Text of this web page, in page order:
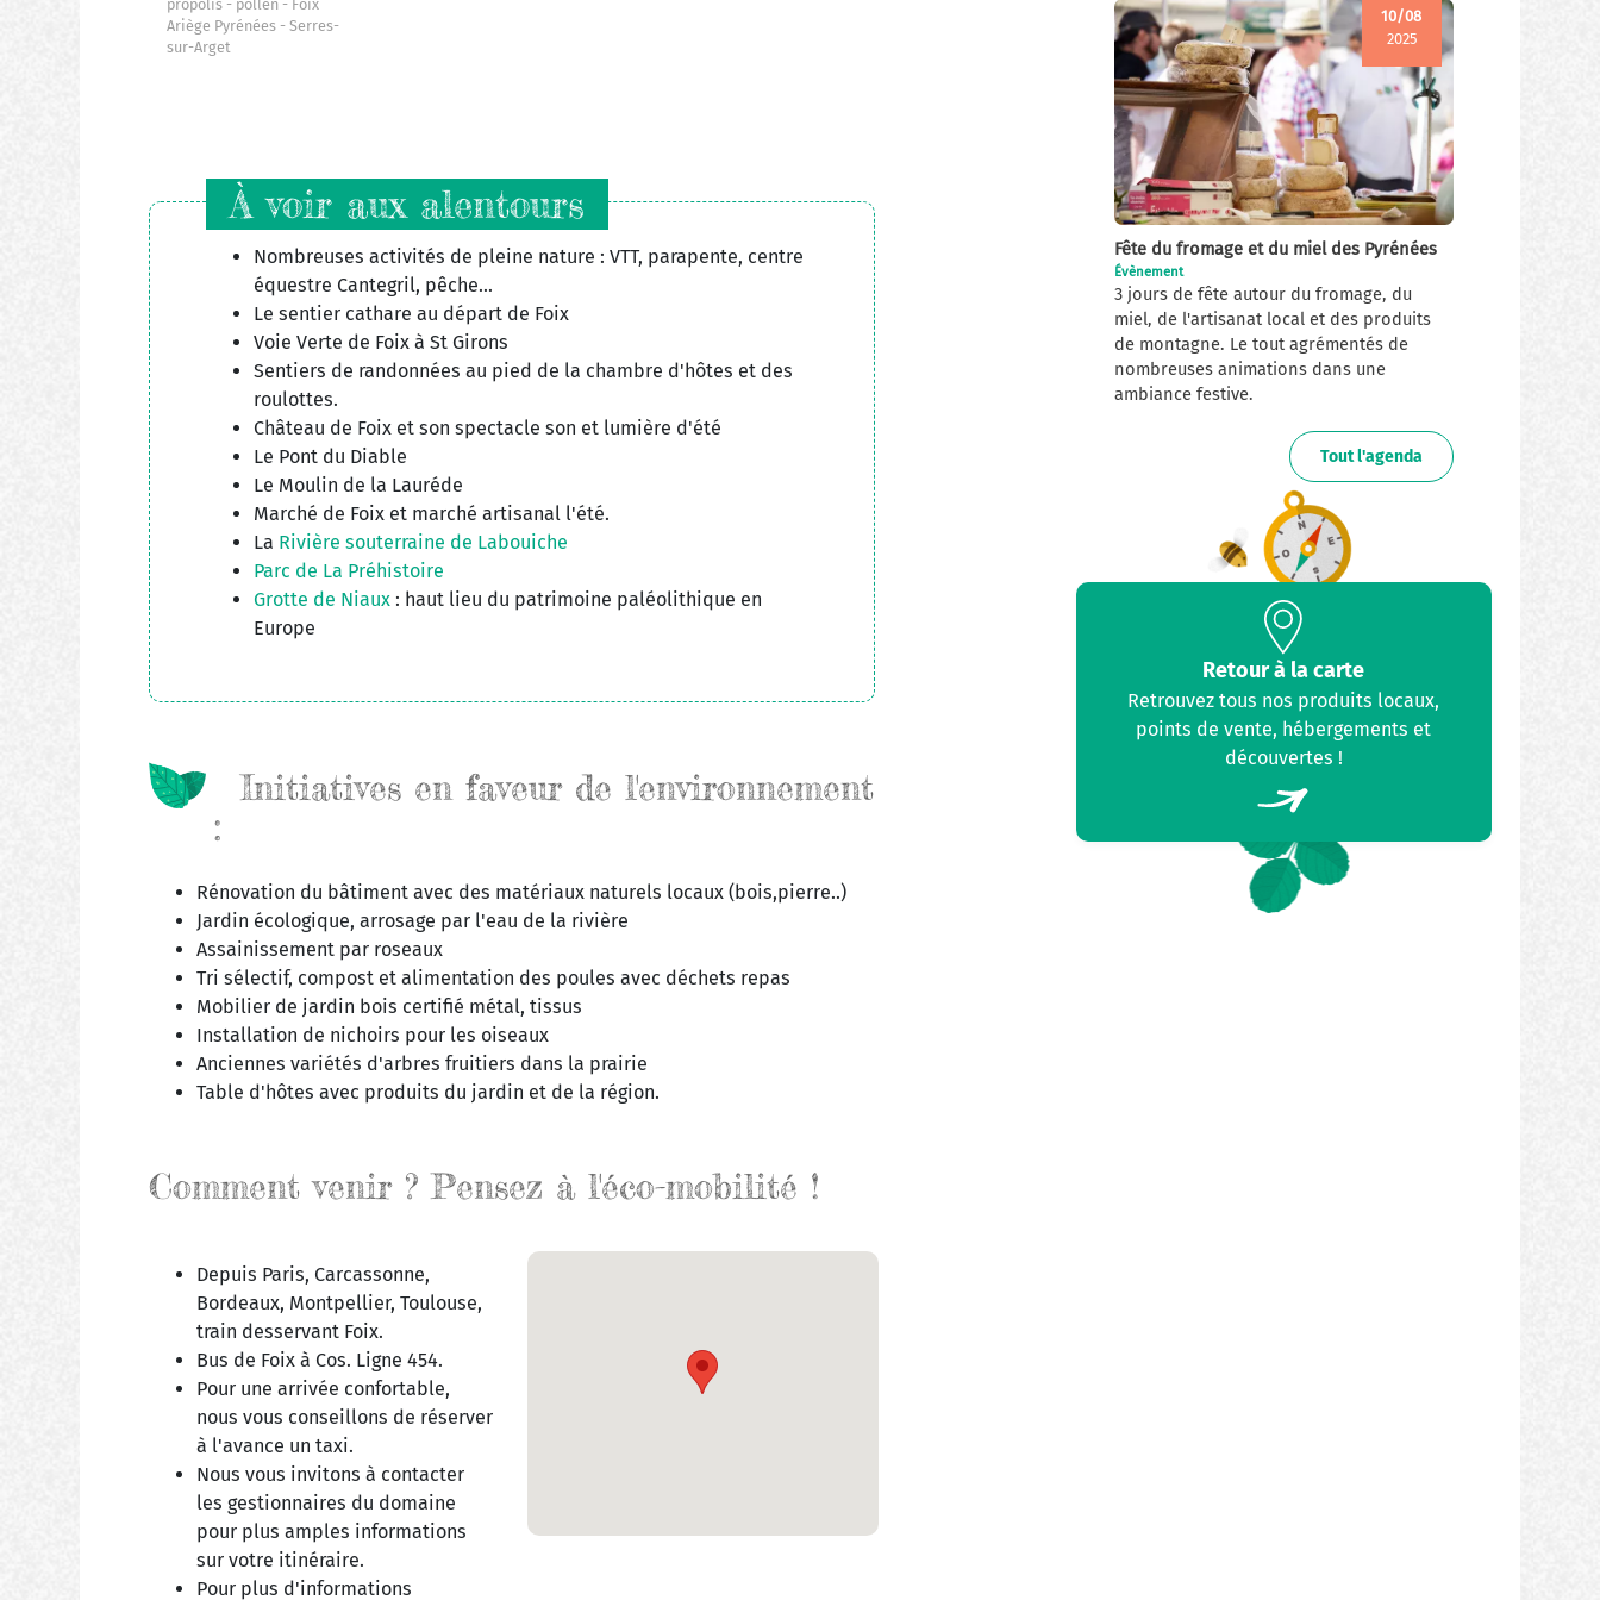
propolis pollen
Foix
Ariège Pyrénées
Serres-
sur-Arget
À voir aux alentours
Nombreuses activités de pleine nature : VTT, parapente, centre
équestre Cantegril, pêche...
Le sentier cathare au départ de Foix
Voie Verte de Foix à St Girons
Sentiers de randonnées au pied de la chambre d'hôtes et des
roulottes.
Château de Foix et son spectacle son et lumière d'été
Le Pont du Diable
Le Moulin de la Lauréde
Marché de Foix et marché artisanal l'été.
La Rivière souterraine de Labouiche
Parc de La Préhistoire
Grotte de Niaux: haut lieu du patrimoine paléolithique en
Europe
Initiatives en faveur de l'environnement
:
Rénovation du bâtiment avec des matériaux naturels locaux (bois,pierre..)
Jardin écologique, arrosage par l'eau de la rivière
Assainissement par roseaux
Tri sélectif, compost et alimentation des poules avec déchets repas
Mobilier de jardin bois certifié métal, tissus
Installation de nichoirs pour les oiseaux
Anciennes variétés d'arbres fruitiers dans la prairie
Table d'hôtes avec produits du jardin et de la région.
Comment venir ? Pensez à l'éco-mobilité !
Depuis Paris, Carcassonne,
Bordeaux, Montpellier, Toulouse,
train desservant Foix.
Bus de Foix à Cos. Ligne 454.
Pour une arrivée confortable,
nous vous conseillons de réserver
à l'avance un taxi.
Nous vous invitons à contacter
les gestionnaires du domaine
pour plus amples informations
sur votre itinéraire.
Pour plus d'informations
10/08
2025
Fête du fromage et du miel des Pyrénées
Évènement
3 jours de fête autour du fromage, du
miel, de l'artisanat local et des produits
de montagne. Le tout agrémentés de
nombreuses animations dans une
ambiance festive.
Tout l'agenda
Retour à la carte
Retrouvez tous nos produits locaux,
points de vente, hébergements et
découvertes !